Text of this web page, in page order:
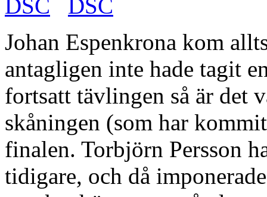
Johan Espenkrona kom
antagligen inte hade tagit
fortsatt tävlingen så är det
skåningen (som har
finalen. Torbjörn Persson
tidigare, och då